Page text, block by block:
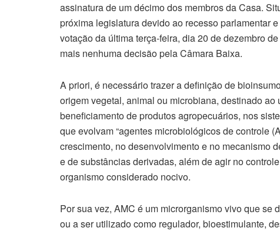
assinatura de um décimo dos membros da Casa.
próxima legislatura devido ao recesso parlamentar
votação da última terça-feira, dia 20 de dezembro
mais nenhuma decisão pela Câmara Baixa.
A priori, é necessário trazer a definição de
origem vegetal, animal ou microbiana, destinado
beneficiamento de produtos agropecuários, nos
que evolvam “agentes microbiológicos de controle
crescimento, no desenvolvimento e no mecanismo
e de substâncias derivadas, além de agir no
organismo considerado nocivo.
Por sua vez, AMC é um microrganismo vivo que se
ou a ser utilizado como regulador, bioestimulante,